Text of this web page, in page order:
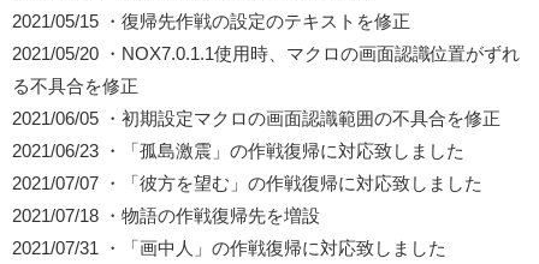
2021/05/15 ・復帰先作戦の設定のテキストを修正
2021/05/20 ・NOX7.0.1.1使用時、マクロの画面認識位置がずれ
る不具合を修正
2021/06/05 ・初期設定マクロの画面認識範囲の不具合を修正
2021/06/23 ・「孤島激震」の作戦復帰に対応致しました
2021/07/07 ・「彼方を望む」の作戦復帰に対応致しました
2021/07/18 ・物語の作戦復帰先を増設
2021/07/31 ・「画中人」の作戦復帰に対応致しました